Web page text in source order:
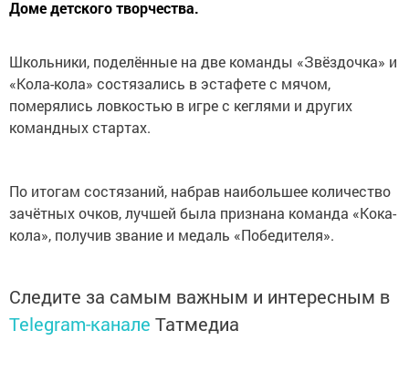
Доме детского творчества.
Школьники, поделённые на две команды «Звёздочка» и
«Кола-кола» состязались в эстафете с мячом,
померялись ловкостью в игре с кеглями и других
командных стартах.
По итогам состязаний, набрав наибольшее количество
зачётных очков, лучшей была признана команда «Кока-
кола», получив звание и медаль «Победителя».
Следите за самым важным и интересным в
Telegram-канале Татмедиа